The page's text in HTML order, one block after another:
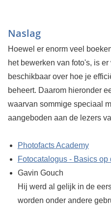
Naslag
Hoewel er enorm veel
het bewerken van foto's, is
beschikbaar over hoe je
beheert. Daarom hieronder
waarvan sommige speciaal
aangeboden aan de lezers
Photofacts Academy
Fotocatalogus - Basics op
Gavin Gouch
Hij werd al gelijk in de
worden onder andere